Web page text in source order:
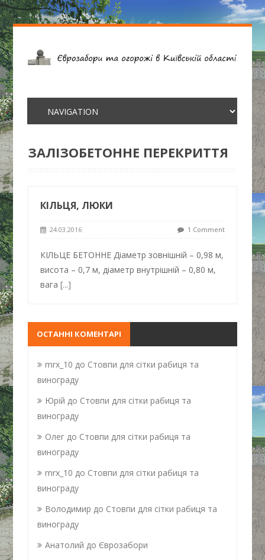
ЗАЛІЗОБЕТОННЕ ПЕРЕКРИТТЯ
КІЛЬЦЯ, ЛЮКИ
24.03.2016 1 Comment
КІЛЬЦЕ БЕТОННЕ Діаметр зовнішній – 0,98 м,
висота – 0,7 м, діаметр внутрішній – 0,80 м,
вага[...]
ОСТАННІ КОМЕНТАРІ
mrx_10 до Стовпи для сітки рабиця та
винограду
Юрій до Стовпи для сітки рабиця та
винограду
Олег до Стовпи для сітки рабиця та
винограду
mrx_10 до Стовпи для сітки рабиця та
винограду
Володимир до Стовпи для сітки рабиця та
винограду
Анатолий до Єврозабори